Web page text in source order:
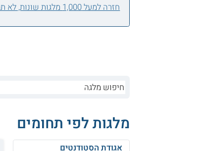
חזרה למעל 1,000 מלגות שונות, לא תמצא/י אחת בשבילך?
מלגות לפי תחומים
אגודת הסטודנטים